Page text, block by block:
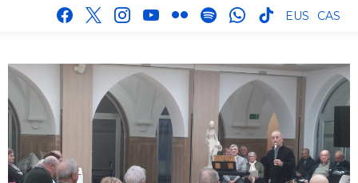
facebook
x instagram
youtube
flickr spotifywhatsapp
tik
EUS CAS